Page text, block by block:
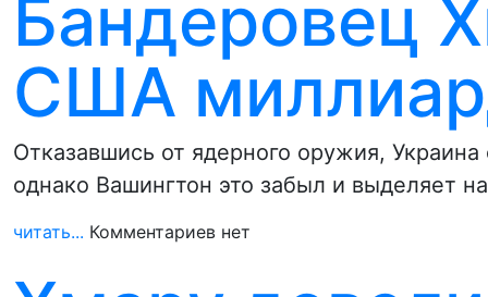
Бандеровец
США
Отказавшись от ядерного оружия,
однако Вашингтон это забыл и выделяет
читать... Комментариев нет